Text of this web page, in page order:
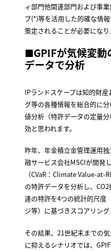
ィ部門他関連部門および事
プ(*)等を活用した的確な情
策定されることが必要になり
■GPIFが気候変
データで分析
IPランドスケープは知的財
グ等の各種情報を総合的に
値分析（特許データの定量
効と思われます。
昨年、年金積立金管理運用
融サービス会社MSCIが開発
（CVaR：Climate Value-
の特許データを分析し、
連の特許を4つの統計的尺度
ジ等）に基づきスコアリング
その結果、21世紀末までの
に抑えるシナリオでは、